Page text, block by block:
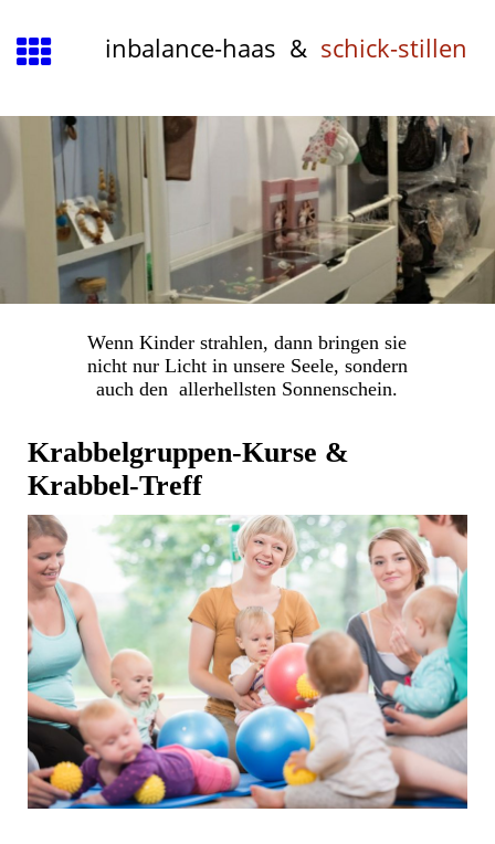
inbalance-haas & schick-stillen
Wenn Kinder strahlen, dann bringen sie
nicht nur Licht in unsere Seele, sondern
auch den allerhellsten Sonnenschein.
Krabbelgruppen-Kurse &
Krabbel-Treff